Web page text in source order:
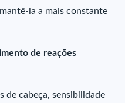
la a mais constante
de reações
de cabeça, sensibilidade